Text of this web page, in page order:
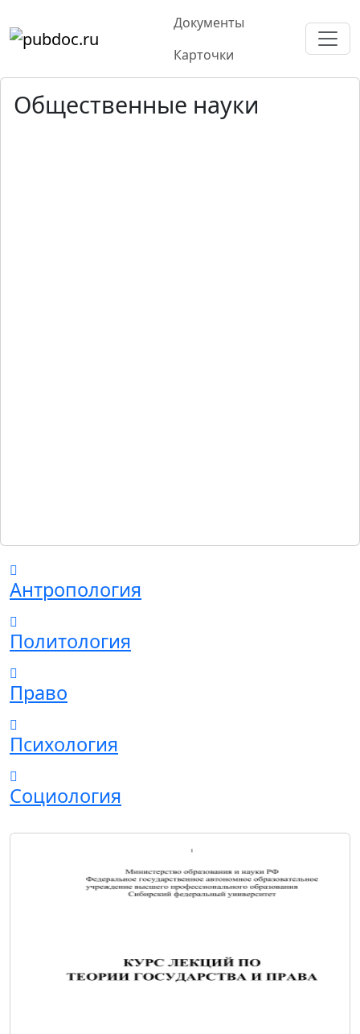
Документы
Карточки
Общественные науки
Антропология
Политология
Право
Психология
Социология